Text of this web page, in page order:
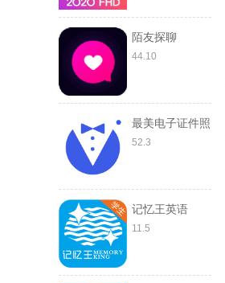
陌友探聊
44.10
最美电子证件照
52.3
记忆王英语
11.5